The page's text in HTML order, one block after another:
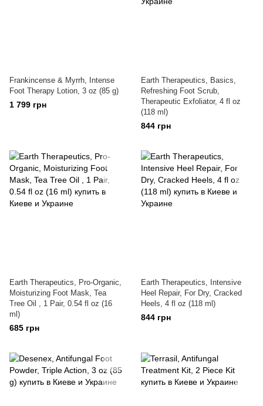
Frankincense & Myrrh, Intense
Foot Therapy Lotion, 3 oz (85 g)
1 799 грн
Earth Therapeutics, Basics,
Refreshing Foot Scrub,
Therapeutic Exfoliator, 4 fl oz
(118 ml)
844 грн
Earth Therapeutics, Pro-Organic,
Moisturizing Foot Mask, Tea
Tree Oil , 1 Pair, 0.54 fl oz (16
ml)
685 грн
Earth Therapeutics, Intensive
Heel Repair, For Dry, Cracked
Heels, 4 fl oz (118 ml)
844 грн